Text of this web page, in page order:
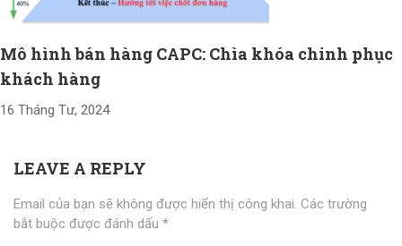
Mô hình bán hàng CAPC: Chìa khóa chinh phục
khách hàng
16 Tháng Tư, 2024
LEAVE A REPLY
Email của bạn sẽ không được hiển thị công khai. Các trường
bắt buộc được đánh dấu *